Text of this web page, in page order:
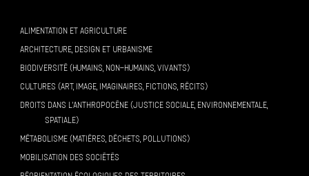
ALIMENTATION ET AGRICULTURE
ARCHITECTURE, DESIGN ET URBANISME
BIODIVERSITÉ (HUMAINS, NON-HUMAINS, VIVANTS)
CULTURES (ART, IMAGE, IMAGINAIRES, FICTIONS, RÉCITS)
DROITS DANS L’ANTHROPOCÈNE (JUSTICE SOCIALE, ENVIRONNEMENTALE,
SPATIALE)
MÉTABOLISME (MATIÈRES, DÉCHETS, POLLUTIONS)
MOBILISATION DES SOCIÉTÉS